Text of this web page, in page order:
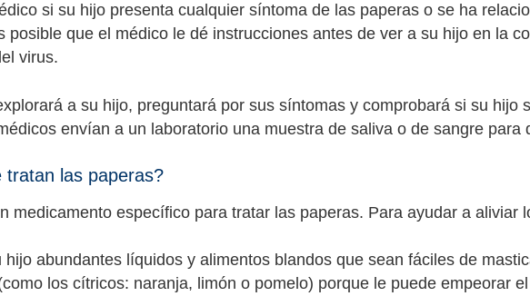
si su hijo presenta cualquier síntoma de las paperas o se ha
posible que el médico le dé instrucciones antes de ver a su hijo en la
virus.
a su hijo, preguntará por sus síntomas y comprobará si su hijo
envían a un laboratorio una muestra de saliva o de sangre para
tratan las paperas?
medicamento específico para tratar las paperas. Para ayudar a aliviar
hijo abundantes líquidos y alimentos blandos que sean fáciles de
los cítricos: naranja, limón o pomelo) porque le puede empeorar